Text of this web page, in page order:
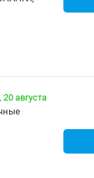
20 августа